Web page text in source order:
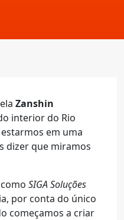
Zanshin
interior do Rio
em uma
dizer que miramos
SIGA Soluções
por conta do único
começamos a criar